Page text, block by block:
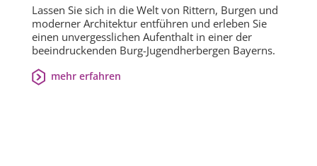
Lassen Sie sich in die Welt von Rittern, Burgen und
moderner Architektur entführen und erleben Sie
einen unvergesslichen Aufenthalt in einer der
beeindruckenden Burg-Jugendherbergen Bayerns.
mehr erfahren